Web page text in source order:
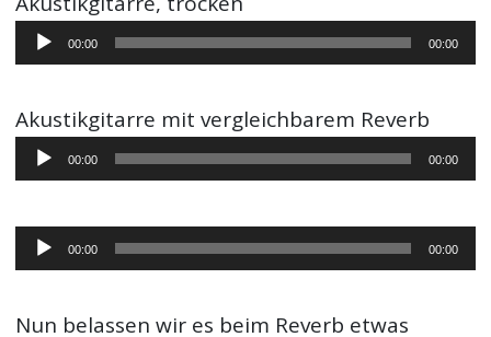
Audio-
Player
00:00 00:00
Akustikgitarre mit vergleichbarem Reverb
Audio-
Player
00:00 00:00
Audio-
Player
00:00 00:00
Nun belassen wir es beim Reverb etwas